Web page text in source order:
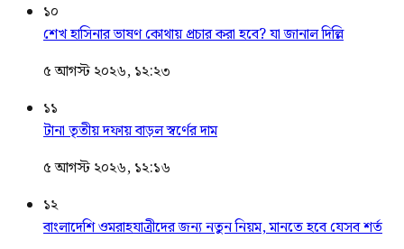
১০
শেখ হাসিনার ভাষণ কোথায় প্রচার করা হবে? যা জানাল দিল্লি
৫ আগস্ট ২০২৬, ১২:২৩
১১
টানা তৃতীয় দফায় বাড়ল স্বর্ণের দাম
৫ আগস্ট ২০২৬, ১২:১৬
১২
বাংলাদেশি ওমরাহযাত্রীদের জন্য নতুন নিয়ম, মানতে হবে যেসব শর্ত